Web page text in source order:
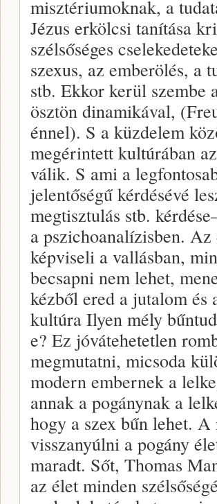
misztériumoknak, a
Jézus erkölcsi tanítása
szélsőséges
szexus, az emberölés, a
stb. Ekkor kerül szembe
ösztön dinamikával,
énnel). S a küzdelem
megérintett kultúrában
válik. S ami a
jelentőségű kérdésévé
megtisztulás stb.
a pszichoanalízisben.
képviseli a vallásban,
becsapni nem lehet,
kézből ered a jutalom és
kultúra Ilyen mély
e? Ez jóvátehetetlen
megmutatni, micsoda
modern embernek a
annak a pogánynak a
hogy a szex bűn lehet. A
visszanyúlni a pogány
maradt. Sőt, Thomas
az élet minden